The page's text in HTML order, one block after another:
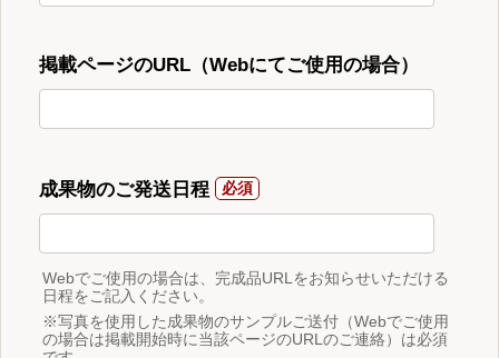
掲載ページのURL（Webにてご使用の場合）
成果物のご発送日程
Webでご使用の場合は、完成品URLをお知らせいただける
日程をご記入ください。
※写真を使用した成果物のサンプルご送付（Webでご使用
の場合は掲載開始時に当該ページのURLのご連絡）は必須